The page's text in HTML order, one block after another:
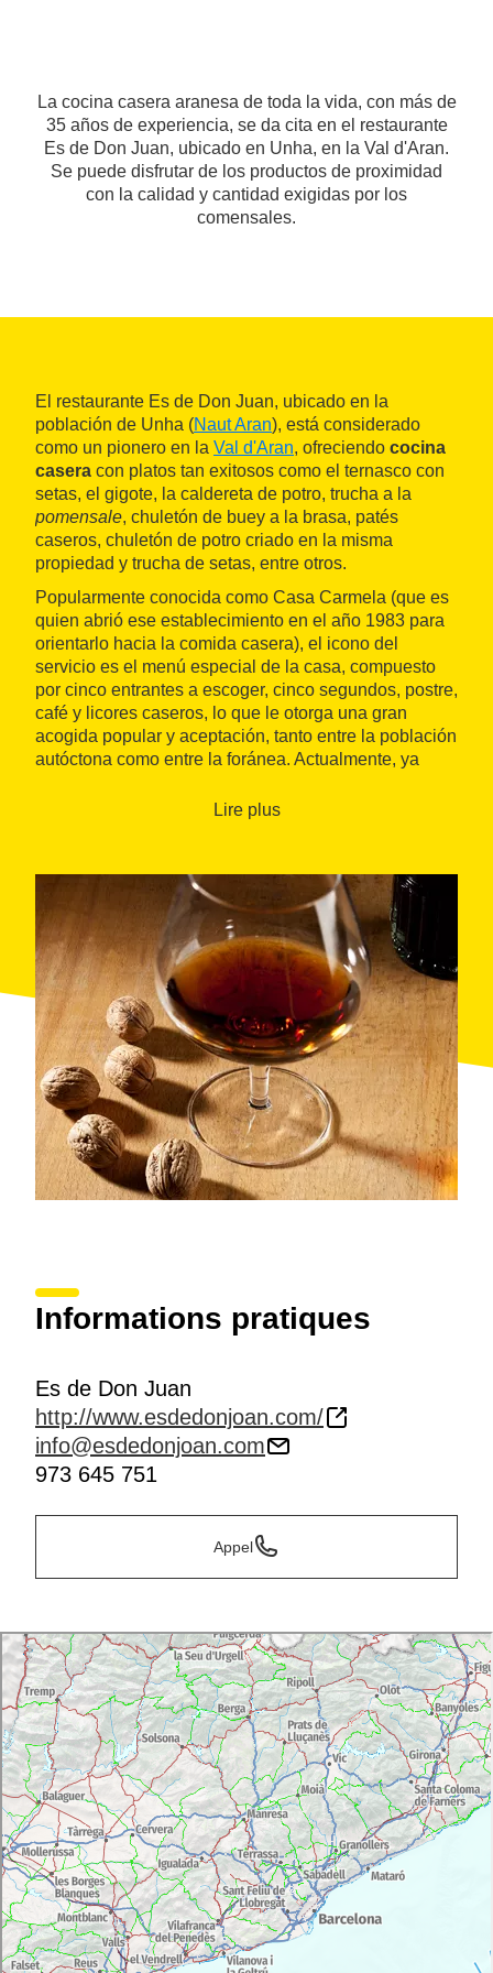
La cocina casera aranesa de toda la vida, con más de
35 años de experiencia, se da cita en el restaurante
Es de Don Juan, ubicado en Unha, en la Val d'Aran.
Se puede disfrutar de los productos de proximidad
con la calidad y cantidad exigidas por los
comensales.
El restaurante Es de Don Juan, ubicado en la
población de Unha (Naut Aran), está considerado
como un pionero en la Val d'Aran, ofreciendo cocina
casera con platos tan exitosos como el ternasco con
setas, el gigote, la caldereta de potro, trucha a la
pomensale, chuletón de buey a la brasa, patés
caseros, chuletón de potro criado en la misma
propiedad y trucha de setas, entre otros.
Popularmente conocida como Casa Carmela (que es
quien abrió ese establecimiento en el año 1983 para
orientarlo hacia la comida casera), el icono del
servicio es el menú especial de la casa, compuesto
por cinco entrantes a escoger, cinco segundos, postre,
café y licores caseros, lo que le otorga una gran
acogida popular y aceptación, tanto entre la población
autóctona como entre la foránea. Actualmente, ya
aplicando los mismos principios de servicio y criterio
Lire plus
Informations pratiques
Es de Don Juan
http://www.esdedonjoan.com/
info@esdedonjoan.com
973 645 751
Appel